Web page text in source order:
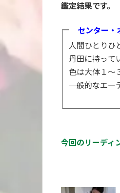
鑑定結果です。
センター・
人間ひとりひ
丹田に持って
色は大体１～
一般的なエー
今回のリーディ